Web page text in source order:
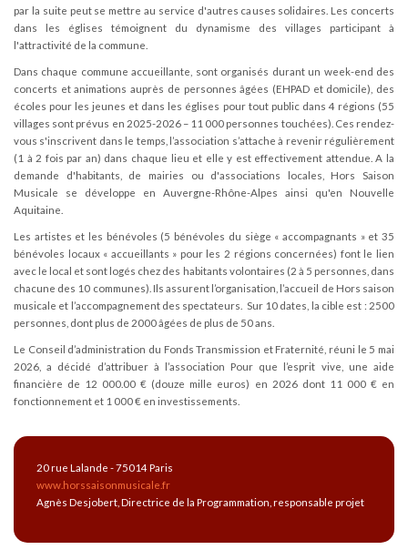
par la suite peut se mettre au service d'autres causes solidaires. Les concerts
dans les églises témoignent du dynamisme des villages participant à
l'attractivité de la commune.
Dans chaque commune accueillante, sont organisés durant un week-end des
concerts et animations auprès de personnes âgées (EHPAD et domicile), des
écoles pour les jeunes et dans les églises pour tout public dans 4 régions (55
villages sont prévus en 2025-2026 – 11 000 personnes touchées). Ces rendez-
vous s'inscrivent dans le temps, l’association s’attache à revenir régulièrement
(1 à 2 fois par an) dans chaque lieu et elle y est effectivement attendue. A la
demande d'habitants, de mairies ou d'associations locales, Hors Saison
Musicale se développe en Auvergne-Rhône-Alpes ainsi qu'en Nouvelle
Aquitaine.
Les artistes et les bénévoles (5 bénévoles du siège « accompagnants » et 35
bénévoles locaux « accueillants » pour les 2 régions concernées) font le lien
avec le local et sont logés chez des habitants volontaires (2 à 5 personnes, dans
chacune des 10 communes). Ils assurent l’organisation, l’accueil de Hors saison
musicale et l’accompagnement des spectateurs. Sur 10 dates, la cible est : 2500
personnes, dont plus de 2000 âgées de plus de 50 ans.
Le Conseil d’administration du Fonds Transmission et Fraternité, réuni le 5 mai
2026, a décidé d’attribuer à l’association Pour que l’esprit vive, une aide
financière de 12 000.00 € (douze mille euros) en 2026 dont 11 000 € en
fonctionnement et 1 000 € en investissements.
20 rue Lalande - 75014 Paris
www.horssaisonmusicale.fr
Agnès Desjobert, Directrice de la Programmation, responsable projet